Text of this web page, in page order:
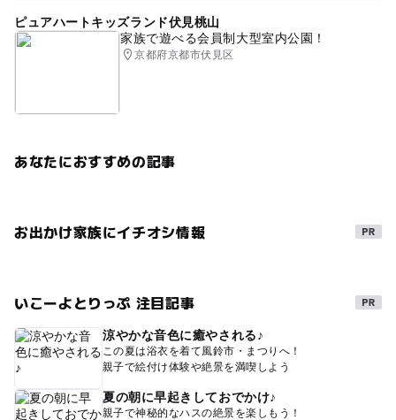
ピュアハートキッズランド伏見桃山
家族で遊べる会員制大型室内公園！
京都府京都市伏見区
あなたにおすすめの記事
お出かけ家族にイチオシ情報
いこーよとりっぷ 注目記事
涼やかな音色に癒やされる♪
この夏は浴衣を着て風鈴市・まつりへ！
親子で絵付け体験や絶景を満喫しよう
夏の朝に早起きしておでかけ♪
親子で神秘的なハスの絶景を楽しもう！